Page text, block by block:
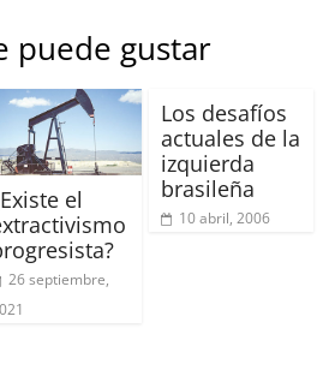
puede gustar
el
26 septiembre,
Los desafíos
actuales de la
izquierda
brasileña
10 abril, 2006